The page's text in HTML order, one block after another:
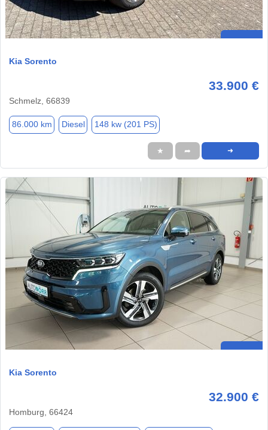
Kia Sorento
33.900 €
Schmelz, 66839
86.000 km Diesel 148 kw (201 PS)
★ ➦ ➜
Kia Sorento
32.900 €
Homburg, 66424